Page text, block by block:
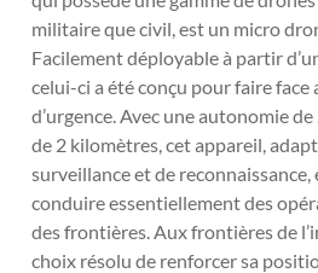
militaire que civil, est un micro
Facilement déployable à partir
celui-ci a été conçu pour faire
d’urgence. Avec une autonomie
de 2 kilomètres, cet appareil,
surveillance et de
conduire essentiellement des
des frontières. Aux frontières de
choix résolu de renforcer sa